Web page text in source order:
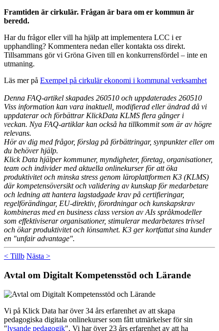
Framtiden är cirkulär. Frågan är bara om er kommun är
beredd.
Har du frågor eller vill ha hjälp att implementera LCC i er
upphandling? Kommentera nedan eller kontakta oss direkt.
Tillsammans gör vi Gröna Given till en konkurrensfördel – inte en
utmaning.
Läs mer på Exempel på cirkulär ekonomi i kommunal verksamhet
Denna FAQ-artikel skapades 260510 och uppdaterades 260510
Viss information kan vara inaktuell, modifierad eller ändrad då vi
uppdaterar och förbättrar KlickData KLMS flera gånger i
veckan. Nya FAQ-artiklar kan också ha tillkommit som är av högre
relevans.
Hör av dig med frågor, förslag på förbättringar, synpunkter eller om
du behöver hjälp.
Klick Data hjälper kommuner, myndigheter, företag, organisationer,
team och individer med aktuella onlinekurser för att öka
produktivitet och minska stress genom läroplattformen K3 (KLMS)
där kompetensöversikt och validering av kunskap för medarbetare
och ledning att hantera lagstadgade krav på certifieringar,
regelförändingar, EU-direktiv, förordningar och kunskapskrav
kombineras med en business class version av AIs språkmodeller
som effektiviserar organisationer, stimulerar medarbetares trivsel
och ökar produktivitet och lönsamhet. K3 ger kortfattat sina kunder
en "unfair advantage".
< Tillb Nästa >
Avtal om Digitalt Kompetensstöd och Lärande
Vi på Klick Data har över 34 års erfarenhet av att skapa
pedagogiska digitala onlinekurser som fått utmärkelser för sin
"lysande pedagogik". Vi har över 23 års erfarenhet av att ha